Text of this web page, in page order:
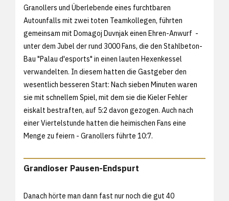
Granollers und Überlebende eines furchtbaren
Autounfalls mit zwei toten Teamkollegen, führten
gemeinsam mit Domagoj Duvnjak einen Ehren-Anwurf -
unter dem Jubel der rund 3000 Fans, die den Stahlbeton-
Bau "Palau d'esports" in einen lauten Hexenkessel
verwandelten. In diesem hatten die Gastgeber den
wesentlich besseren Start: Nach sieben Minuten waren
sie mit schnellem Spiel, mit dem sie die Kieler Fehler
eiskalt bestraften, auf 5:2 davon gezogen. Auch nach
einer Viertelstunde hatten die heimischen Fans eine
Menge zu feiern - Granollers führte 10:7.
Grandioser Pausen-Endspurt
Danach hörte man dann fast nur noch die gut 40